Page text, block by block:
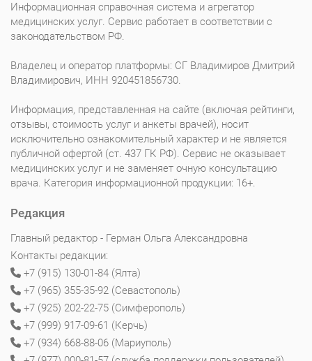
Информационная справочная система и агрегатор
медицинских услуг. Сервис работает в соответствии с
законодательством РФ.
Владелец и оператор платформы: СГ Владимиров Дмитрий
Владимирович, ИНН 920451856730.
Информация, представленная на сайте (включая рейтинги,
отзывы, стоимость услуг и анкеты врачей), носит
исключительно ознакомительный характер и не является
публичной офертой (ст. 437 ГК РФ). Сервис не оказывает
медицинских услуг и не заменяет очную консультацию
врача. Категория информационной продукции: 16+.
Редакция
Главный редактор - Герман Ольга Александровна
Контакты редакции:
+7 (915) 130-01-84 (Ялта)
+7 (965) 355-35-92 (Севастополь)
+7 (925) 202-22-75 (Симферополь)
+7 (999) 917-09-61 (Керчь)
+7 (934) 668-88-06 (Мариуполь)